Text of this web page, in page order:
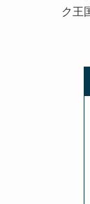
ク王